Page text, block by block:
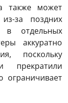
также может
за поздних
отдельных
аккуратно
поскольку
прекратили
ограничивает